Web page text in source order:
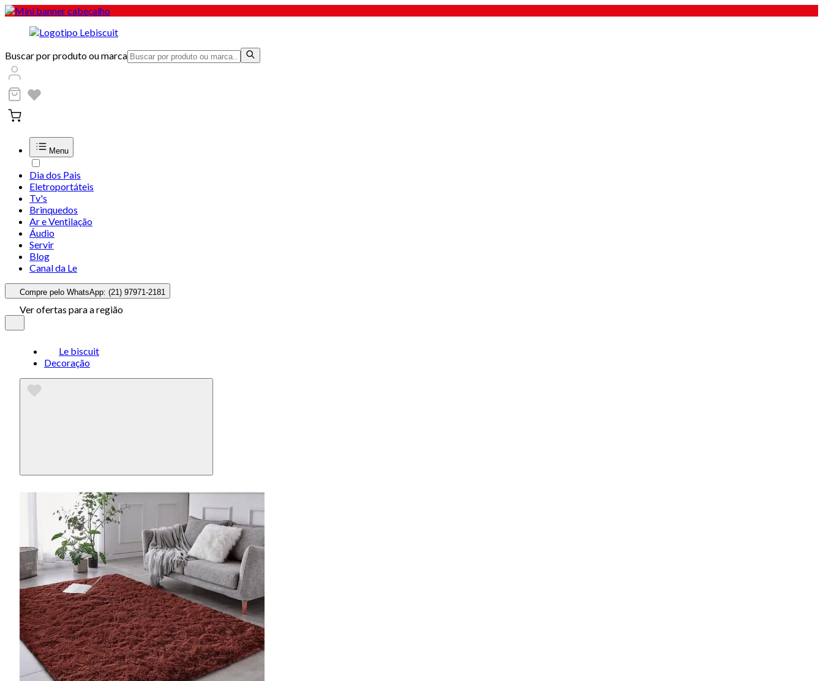
Buscar por produto ou marca
Menu
Dia dos Pais
Eletroportáteis
Tv's
Brinquedos
Ar e Ventilação
Áudio
Servir
Blog
Canal da Le
Compre pelo WhatsApp: (21) 97971-2181
Ver ofertas para a região
Le biscuit
Decoração